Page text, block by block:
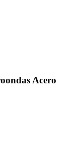
Acero